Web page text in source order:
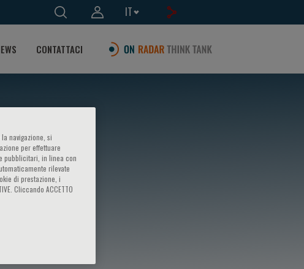
IT
CONTATTACI
navigazione, si
per effettuare
pubblicitari, in linea con
rilevate
di prestazione, i
Cliccando ACCETTO